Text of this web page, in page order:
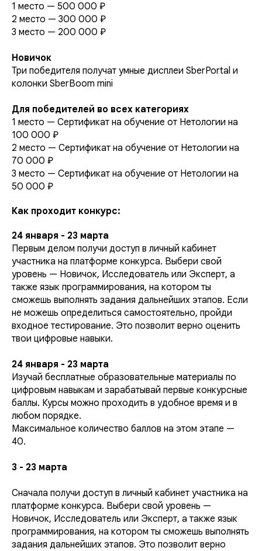
1 место — 500 000 ₽
2 место — 300 000 ₽
3 место — 200 000 ₽
Новичок
Три победителя получат умные дисплеи SberPortal и
колонки SberBoom mini
Для победителей во всех категориях
1 место — Сертификат на обучение от Нетологии на
100 000 ₽
2 место — Сертификат на обучение от Нетологии на
70 000 ₽
3 место — Сертификат на обучение от Нетологии на
50 000 ₽
Как проходит конкурс:
24 января - 23 марта
Первым делом получи доступ в личный кабинет
участника на платформе конкурса. Выбери свой
уровень — Новичок, Исследователь или Эксперт, а
также язык программирования, на котором ты
сможешь выполнять задания дальнейших этапов. Если
не можешь определиться самостоятельно, пройди
входное тестирование. Это позволит верно оценить
твои цифровые навыки.
24 января - 23 марта
Изучай бесплатные образовательные материалы по
цифровым навыкам и зарабатывай первые конкурсные
баллы. Курсы можно проходить в удобное время и в
любом порядке.
Максимальное количество баллов на этом этапе —
40.
3 - 23 марта
Сначала получи доступ в личный кабинет участника на
платформе конкурса. Выбери свой уровень —
Новичок, Исследователь или Эксперт, а также язык
программирования, на котором ты сможешь выполнять
задания дальнейших этапов. Это позволит верно